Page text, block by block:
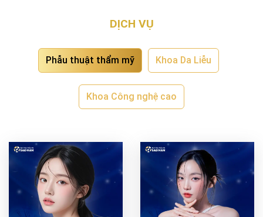
DỊCH VỤ
Phẫu thuật thẩm mỹ Khoa Da Liễu
Khoa Công nghệ cao